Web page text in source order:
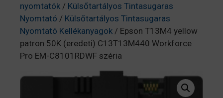
nyomtatók / Külsőtartályos Tintasugaras
Nyomtató / Külsőtartályos Tintasugaras
Nyomtató Kellékanyagok / Epson T13M4 yellow
patron 50K (eredeti) C13T13M440 Workforce
Pro EM-C8101RDWF széria